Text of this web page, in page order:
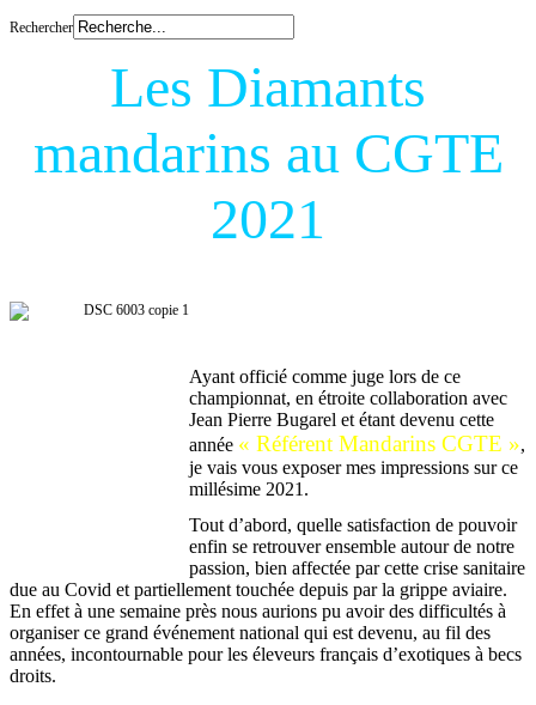
Rechercher
Les Diamants
mandarins au CGTE
2021
Ayant officié comme juge lors de ce
championnat, en étroite collaboration avec
Jean Pierre Bugarel et étant devenu cette
année « Référent Mandarins CGTE »,
je vais vous exposer mes impressions sur ce
millésime 2021.
Tout d’abord, quelle satisfaction de pouvoir
enfin se retrouver ensemble autour de notre
passion, bien affectée par cette crise sanitaire
due au Covid et partiellement touchée depuis par la grippe aviaire.
En effet à une semaine près nous aurions pu avoir des difficultés à
organiser ce grand événement national qui est devenu, au fil des
années, incontournable pour les éleveurs français d’exotiques à becs
droits.